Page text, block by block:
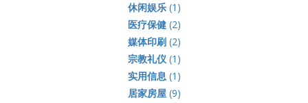
休闲娱乐(1)
医疗保健(2)
媒体印刷(2)
宗教礼仪(1)
实用信息(1)
居家房屋(9)